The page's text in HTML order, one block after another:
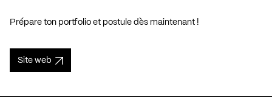
Prépare ton portfolio et postule dès maintenant !
Site web